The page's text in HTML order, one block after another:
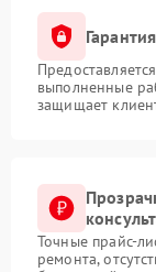
выполненные
защищает
Точные прайс-
ремонта,